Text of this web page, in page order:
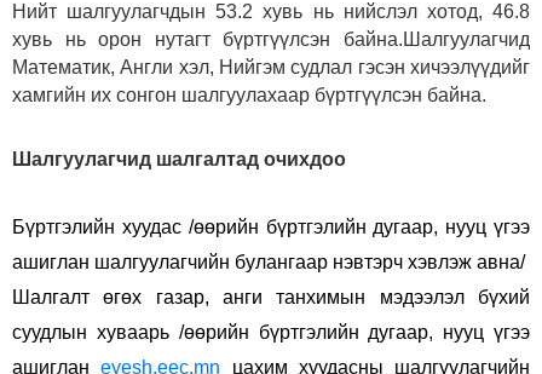
Нийт шалгуулагчдын 53.2 хувь нь нийслэл хотод, 46.8
хувь нь орон нутагт бүртгүүлсэн байна.Шалгуулагчид
Математик, Англи хэл, Нийгэм судлал гэсэн хичээлүүдийг
хамгийн их сонгон шалгуулахаар бүртгүүлсэн байна.
Шалгуулагчид шалгалтад очихдоо
Бүртгэлийн хуудас /өөрийн бүртгэлийн дугаар, нууц үгээ
ашиглан шалгуулагчийн булангаар нэвтэрч хэвлэж авна/
Шалгалт өгөх газар, анги танхимын мэдээлэл бүхий
суудлын хуваарь /өөрийн бүртгэлийн дугаар, нууц үгээ
ашигланeyesh.eec.mn цахим хуудасны шалгуулагчийн